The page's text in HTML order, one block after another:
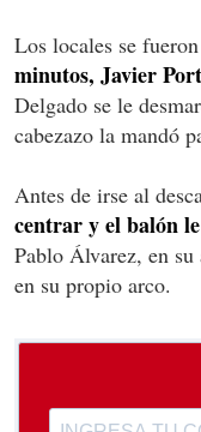
Los locales se
minutos, Javier
Delgado se le
cabezazo la mandó
Antes de irse al
centrar y el balón
Pablo Álvarez, en
en su propio arco.